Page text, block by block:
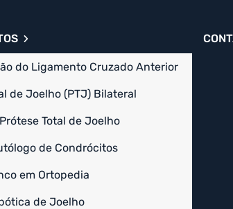
do Ligamento Cruzado Anterior
de Joelho (PTJ) Bilateral
Total de Joelho
de Condrócitos
em Ortopedia
de Joelho
Solicite um Orçamento